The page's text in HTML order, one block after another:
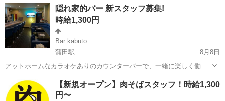
フ&調理補助になります。 髪型、アクセサリー、ネイルなどは自分が
邪魔にならなければ自由...
東京 大田区 平和島駅 居酒屋 スタッフ
隠れ家的バー 新スタッフ募集!
時給1,300円
Bar kabuto
蒲田駅
8月8日
アットホームなカラオケありのカウンターバーで、一緒に楽しく働い
てくれるスタッフを募集します！ お店は、ゲイのお客様がメインのゲ
イバーです。 現在、20代、30代のスタッフが活躍中です。 お客様
は、沿線のサラリーマン、...
東京 蒲田駅 バーテンダー スタッフ
【新規オープン】肉そばスタッフ！時給1,300
円〜